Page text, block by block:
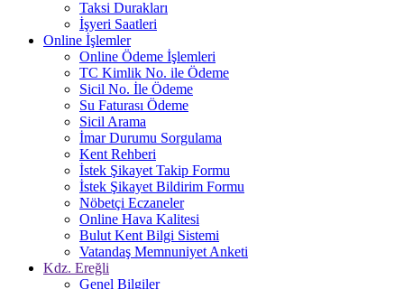
Taksi Durakları
İşyeri Saatleri
Online İşlemler
Online Ödeme İşlemleri
TC Kimlik No. ile Ödeme
Sicil No. İle Ödeme
Su Faturası Ödeme
Sicil Arama
İmar Durumu Sorgulama
Kent Rehberi
İstek Şikayet Takip Formu
İstek Şikayet Bildirim Formu
Nöbetçi Eczaneler
Online Hava Kalitesi
Bulut Kent Bilgi Sistemi
Vatandaş Memnuniyet Anketi
Kdz. Ereğli
Genel Bilgiler